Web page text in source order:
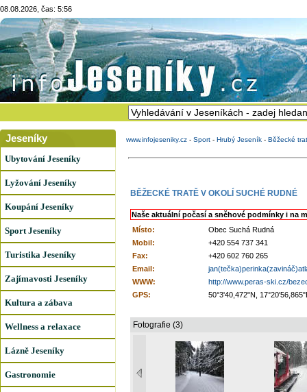
08.08.2026, čas: 5:56
Jeseníky
Ubytování Jeseníky
Lyžování Jeseníky
Koupání Jeseníky
Sport Jeseníky
Turistika Jeseníky
Zajímavosti Jeseníky
Kultura a zábava
Wellness a relaxace
Lázně Jeseníky
Gastronomie
www.infojeseniky.cz - Sport - Hrubý Jeseník - Běžecké
BĚŽECKÉ TRATĚ V OKOLÍ SUCHÉ RUDNÉ
Naše aktuální počasí a sněhové podmínky i na
Místo:
Obec Suchá Rudná
Mobil:
+420 554 737 341
Fax:
+420 602 760 265
Email:
WWW:
http://www.peras-ski.cz/
GPS:
50°3'40,472"N,
Fotografie (3)